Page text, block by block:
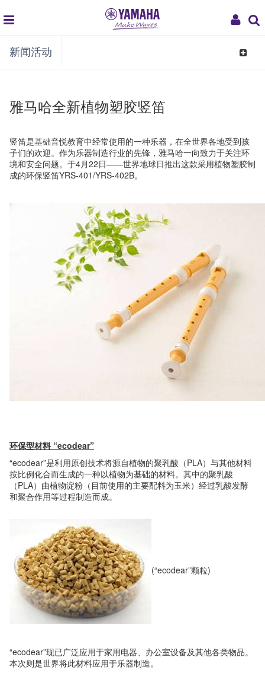
My
global
navigation
新闻活动
Toggle
雅马哈全新植物塑胶竖笛
竖笛是基础音悦教育中经常使用的一种乐器，在全世界各地受到孩
子们的欢迎。作为乐器制造行业的先锋，雅马哈一向致力于关注环
境和安全问题。于4月22日――世界地球日推出这款采用植物塑胶制
成的环保竖笛YRS-401/YRS-402B。
环保型材料 “ecodear”
“ecodear”是利用原创技术将源自植物的聚乳酸（PLA）与其他材料
按比例化合而生成的一种以植物为基础的材料。其中的聚乳酸
（PLA）由植物淀粉（目前使用的主要配料为玉米）经过乳酸发酵
和聚合作用等过程制造而成。
(“ecodear”颗粒)
“ecodear”现已广泛应用于家用电器、办公室设备及其他各类物品。
本次则是世界将此材料应用于乐器制造。